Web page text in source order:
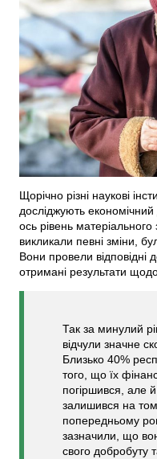
Щорічно різні наукові
досліджують
ось рівень
викликали певні зміни,
Вони провели відповідні
отримані результати
Так за минулий
відчули значне
Близько 40%
того, що їх
погіршився, але
залишився на
попередньому
зазначили, що
свого добробуту